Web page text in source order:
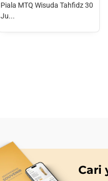
Piala MTQ Wisuda Tahfidz 30
Ju...
Cari